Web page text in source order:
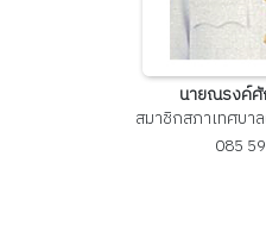
นายณรงค์ศั
สมาชิกสภาเทศบา
085